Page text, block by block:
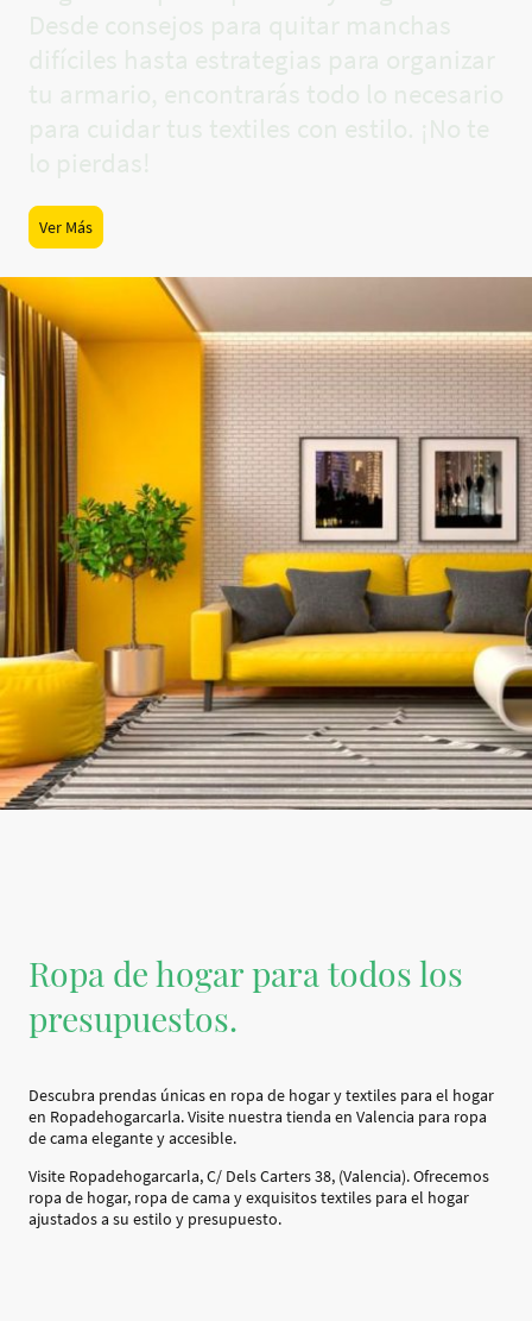
Ver Más
Ropa de hogar para todos los
presupuestos.
Descubra prendas únicas en ropa de hogar y textiles para el hogar
en Ropadehogarcarla. Visite nuestra tienda en Valencia para ropa
de cama elegante y accesible.
Visite Ropadehogarcarla, C/ Dels Carters 38, (Valencia). Ofrecemos
ropa de hogar, ropa de cama y exquisitos textiles para el hogar
ajustados a su estilo y presupuesto.